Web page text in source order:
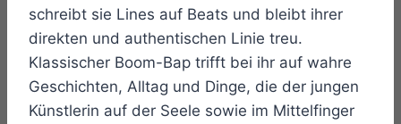
schreibt sie Lines auf Beats und bleibt ihrer
direkten und authentischen Linie treu.
Klassischer Boom-Bap trifft bei ihr auf wahre
Geschichten, Alltag und Dinge, die der jungen
Künstlerin auf der Seele sowie im Mittelfinger